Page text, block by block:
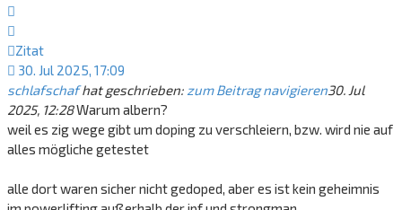
Zitat
30. Jul 2025, 17:09
schlafschafhat geschrieben: zum Beitrag navigieren30. Jul
2025, 12:28Warum albern?
weil es zig wege gibt um doping zu verschleiern, bzw. wird nie auf
alles mögliche getestet
alle dort waren sicher nicht gedoped, aber es ist kein geheimnis